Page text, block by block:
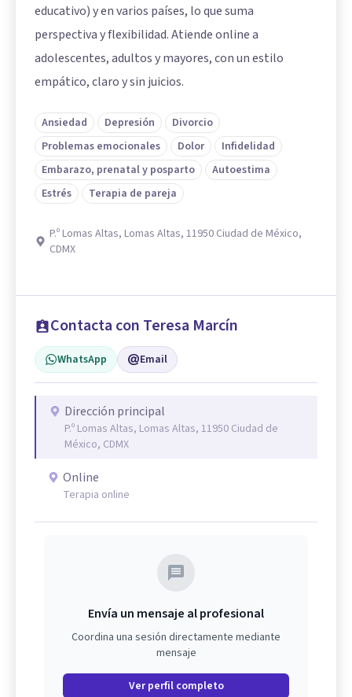
educativo) y en varios países, lo que suma
perspectiva y flexibilidad. Atiende online a
adolescentes, adultos y mayores, con un estilo
empático, claro y sin juicios.
Ansiedad Depresión
Divorcio
Problemas emocionales
Dolor
Infidelidad
Embarazo, prenatal y posparto
Autoestima
Estrés
Terapia de pareja
P.º Lomas Altas, Lomas Altas, 11950 Ciudad de México,
CDMX
Contacta con Teresa Marcín
WhatsApp Email
Dirección principal
P.º Lomas Altas, Lomas Altas, 11950 Ciudad de
México, CDMX
Online
Terapia online
Envía un mensaje al profesional
Coordina una sesión directamente mediante
mensaje
Ver perfil completo